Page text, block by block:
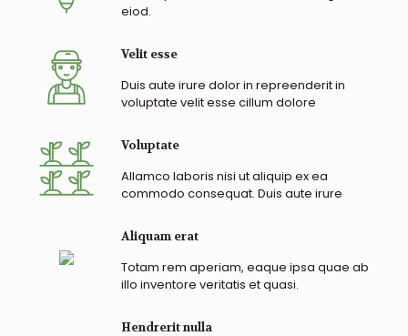
eiod.
Velit esse
Duis aute irure dolor in repreenderit in
voluptate velit esse cillum dolore
Voluptate
Allamco laboris nisi ut aliquip ex ea
commodo consequat. Duis aute irure
Aliquam erat
Totam rem aperiam, eaque ipsa quae ab
illo inventore veritatis et quasi.
Hendrerit nulla